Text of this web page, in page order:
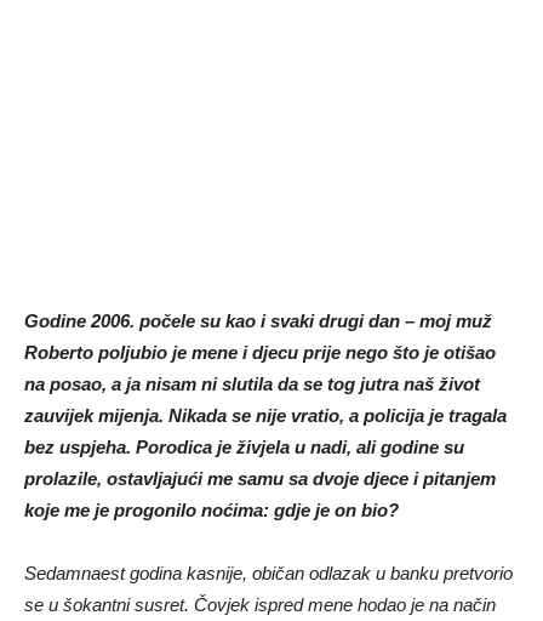
Godine 2006. počele su kao i svaki drugi dan – moj muž
Roberto poljubio je mene i djecu prije nego što je otišao
na posao, a ja nisam ni slutila da se tog jutra naš život
zauvijek mijenja. Nikada se nije vratio, a policija je tragala
bez uspjeha. Porodica je živjela u nadi, ali godine su
prolazile, ostavljajući me samu sa dvoje djece i pitanjem
koje me je progonilo noćima: gdje je on bio?
Sedamnaest godina kasnije, običan odlazak u banku pretvorio
se u šokantni susret. Čovjek ispred mene hodao je na način